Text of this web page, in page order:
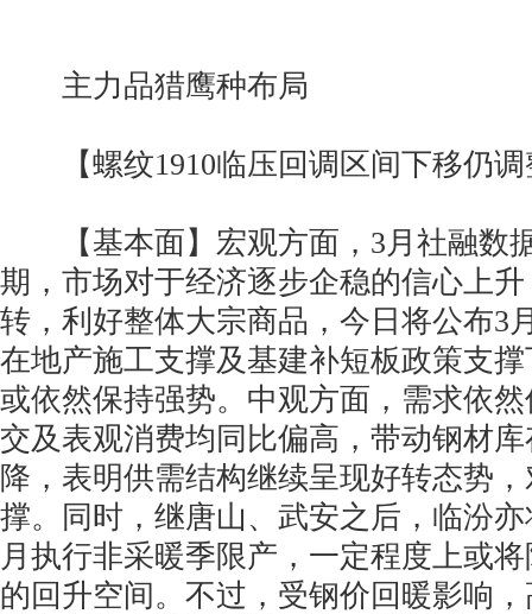
主力品猎鹰种布局
【螺纹1910临压回调区间下移仍调
【基本面】宏观方面，3月社融数
期，市场对于经济逐步企稳的信心上
转，利好整体大宗商品，今日将公布3
在地产施工支撑及基建补短板政策支
或依然保持强势。中观方面，需求依
交及表观消费均同比偏高，带动钢材
降，表明供需结构继续呈现好转态势
撑。同时，继唐山、武安之后，临汾
月执行非采暖季限产，一定程度上或
的回升空间。不过，受钢价回暖影响